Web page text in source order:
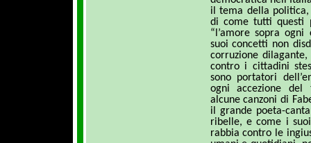
il tema della politica,
di come tutti questi
“l’amore sopra
suoi concetti non
corruzione
contro i cittadini
sono portatori
ogni accezione
alcune canzoni di
il grande poeta-
ribelle, e come i
rabbia contro le